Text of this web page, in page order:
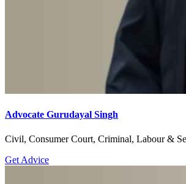
Advocate Gurudayal Singh
Civil, Consumer Court, Criminal, Labour &
Get Advice